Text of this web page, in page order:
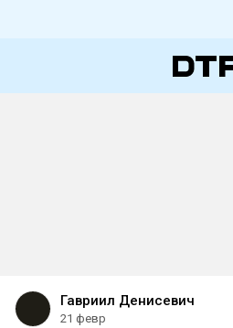
Гавриил Денисевич
21 февр